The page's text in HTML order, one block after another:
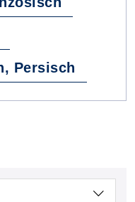
Persisch